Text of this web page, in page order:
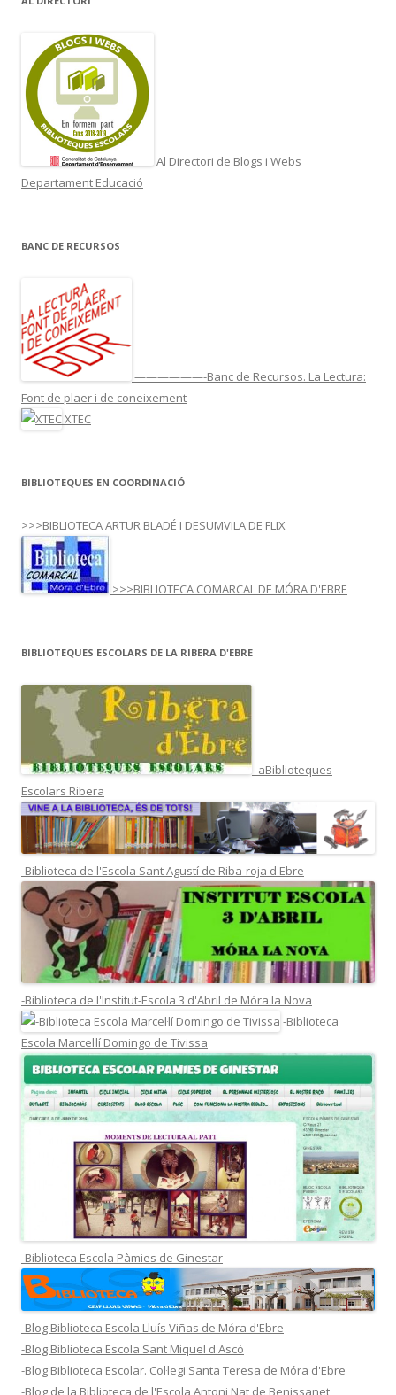
Al Directori de Blogs i Webs
Departament Educació
BANC DE RECURSOS
——————-Banc de Recursos. La Lectura:
Font de plaer i de coneixement
XTEC
BIBLIOTEQUES EN COORDINACIÓ
>>>BIBLIOTECA ARTUR BLADÉ I DESUMVILA DE FLIX
>>>BIBLIOTECA COMARCAL DE MÓRA D'EBRE
BIBLIOTEQUES ESCOLARS DE LA RIBERA D'EBRE
-aBiblioteques
Escolars Ribera
-Biblioteca de l'Escola Sant Agustí de Riba-roja d'Ebre
-Biblioteca de l'Institut-Escola 3 d'Abril de Móra la Nova
-Biblioteca
Escola Marcel·lí Domingo de Tivissa
-Biblioteca Escola Pàmies de Ginestar
-Blog Biblioteca Escola Lluís Viñas de Móra d'Ebre
-Blog Biblioteca Escola Sant Miquel d'Ascó
-Blog Biblioteca Escolar. Col·legi Santa Teresa de Móra d'Ebre